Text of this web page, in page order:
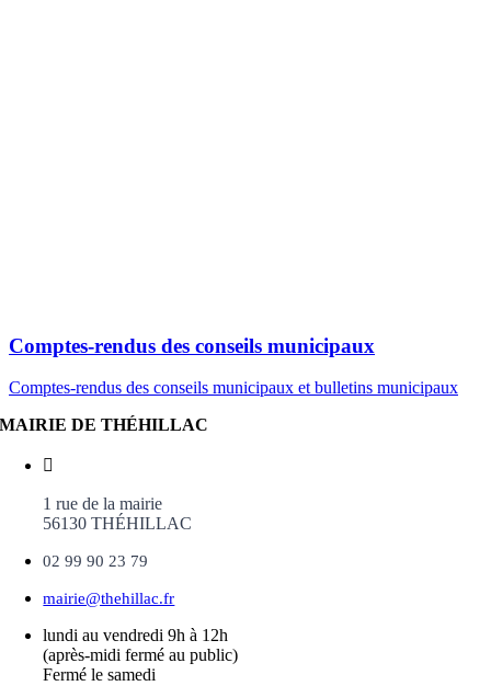
Comptes-rendus des conseils municipaux
Comptes-rendus des conseils municipaux et bulletins municipaux
MAIRIE DE THÉHILLAC
1 rue de la mairie
56130 THÉHILLAC
02 99 90 23 79
mairie@thehillac.fr
lundi au vendredi 9h à 12h
(après-midi fermé au public)
Fermé le samedi